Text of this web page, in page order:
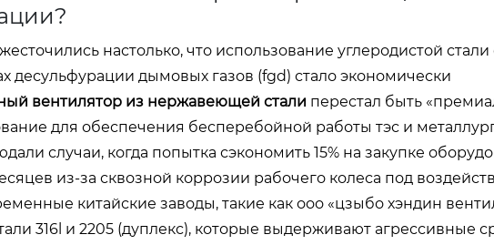
настолько, что использование углеродистой стали
дымовых газов (fgd) стало экономически
вентилятор из нержавеющей стали перестал быть
для обеспечения бесперебойной работы тэс и
случаи, когда попытка сэкономить 15% на закупке
из-за сквозной коррозии рабочего колеса под
китайские заводы, такие как ооо «цзыбо хэндин
316l и 2205 (дуплекс), которые выдерживают агрессивные